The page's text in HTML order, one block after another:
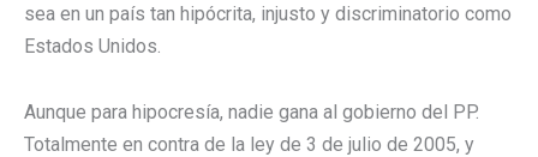
sea en un país tan hipócrita, injusto y discriminatorio como
Estados Unidos.
Aunque para hipocresía, nadie gana al gobierno del PP.
Totalmente en contra de la ley de 3 de julio de 2005, y